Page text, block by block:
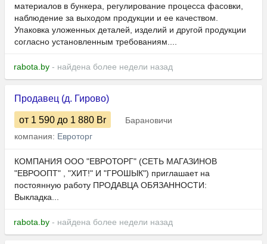
материалов в бункера, регулирование процесса фасовки,
наблюдение за выходом продукции и ее качеством.
Упаковка уложенных деталей, изделий и другой продукции
согласно установленным требованиям....
rabota.by - найдена более недели назад
Продавец (д. Гирово)
от 1 590 до 1 880 Br
Барановичи
компания: Евроторг
КОМПАНИЯ ООО "ЕВРОТОРГ" (СЕТЬ МАГАЗИНОВ
"ЕВРООПТ" , "ХИТ!" И "ГРОШЫК") приглашает на
постоянную работу ПРОДАВЦА ОБЯЗАННОСТИ:
Выкладка...
rabota.by - найдена более недели назад